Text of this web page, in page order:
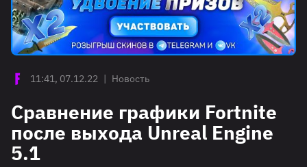
11:41, 07.12.22 | Новость
Сравнение графики Fortnite
после выхода Unreal Engine
5.1